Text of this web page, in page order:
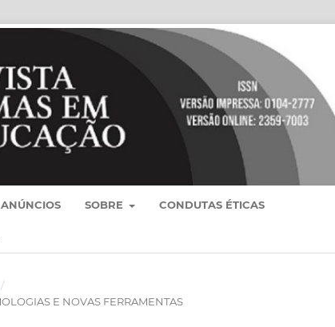
ANÚNCIOS SOBRE CONDUTAS ÉTICAS
/
E NOVAS FERRAMENTAS